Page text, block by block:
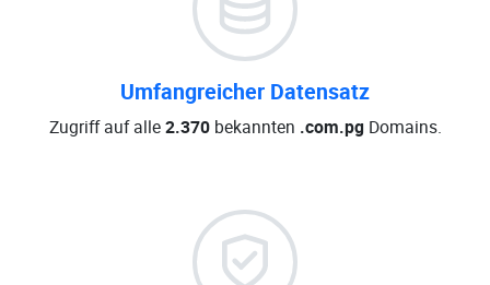
Umfangreicher Datensatz
Zugriff auf alle2.370bekannten .com.pgDomains.